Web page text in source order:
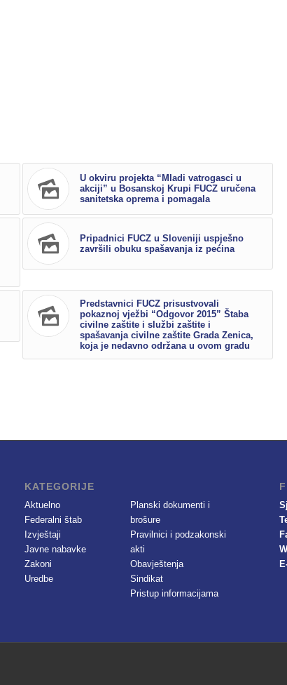
U okviru projekta “Mladi vatrogasci u
akciji” u Bosanskoj Krupi FUCZ uručena
sanitetska oprema i pomagala
Pripadnici FUCZ u Sloveniji uspješno
završili obuku spašavanja iz pećina
Predstavnici FUCZ prisustvovali
pokaznoj vježbi “Odgovor 2015” Štaba
civilne zaštite i službi zaštite i
spašavanja civilne zaštite Grada Zenica,
koja je nedavno održana u ovom gradu
KATEGORIJE
Aktuelno
Federalni štab
Izvještaji
Javne nabavke
Zakoni
Uredbe
Planski dokumenti i
brošure
Pravilnici i podzakonski
akti
Obavještenja
Sindikat
Pristup informacijama